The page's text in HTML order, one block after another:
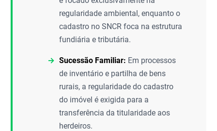
regularidade ambiental, enquanto o
cadastro no SNCR foca na estrutura
fundiária e tributária.
Sucessão Familiar: Em processos
de inventário e partilha de bens
rurais, a regularidade do cadastro
do imóvel é exigida para a
transferência da titularidade aos
herdeiros.